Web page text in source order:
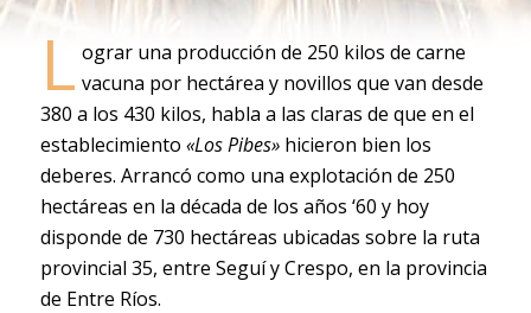
L ograr una producción de 250 kilos de carne
vacuna por hectárea y novillos que van desde
380 a los 430 kilos, habla a las claras de que en el
establecimiento «Los Pibes»hicieron bien los
deberes. Arrancó como una explotación de 250
hectáreas en la década de los años ‘60 y hoy
disponde de 730 hectáreas ubicadas sobre la ruta
provincial 35, entre Seguí y Crespo, en la provincia
de Entre Ríos.